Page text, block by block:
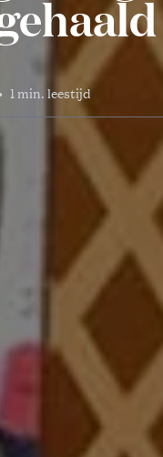
• 1 min. leestijd